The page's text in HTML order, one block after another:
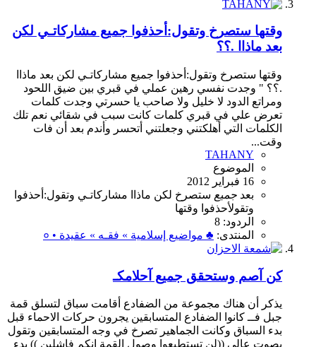
وقتها ستصرخ وتقول:أحذفوا جميع مشاركاتـي لكن
بعد ماذاا .؟؟
وقتها ستصرخ وتقول:أحذفوا جميع مشاركاتـي لكن بعد ماذاا
.؟؟ " وجدت نفسي رهين عملي في قبري بين ضيق اللحود
ومراتع الدود لا خليل ولا صاحب يا حسرتي وجدت كلمات
تعرض علي في قبري كلمات كانت سبب في شقائي نعم تلك
الكلمات التي أهلكتني وجعلتني أتحسر وأندم بعد أن فات
وقت...
TAHANY
الموضوع
16 فبراير 2012
بعد جميع ستصرخ لكن ماذاا مشاركاتـي وتقول:أحذفوا
وتقولأحذفوا وقتها
الردود: 8
المنتدى: ♣ مواضيع إسلامية » فقـه » عقيدة • ०
كن آصم وستحقق جميع آحلامكـ
يذكر أن هناك مجموعة من الضفادع أقامت سباق لتسلق قمة
جبل فــ كانوا الضفادع المتسابقين يجرون حركات الاحماء قبل
بدء السباق وكانت الجماهير تصرخ في وجه المتسابقين وتقول
بصوت عالي ((لن تستطيعوا وصول القمة انكم فاشلين )) بدء